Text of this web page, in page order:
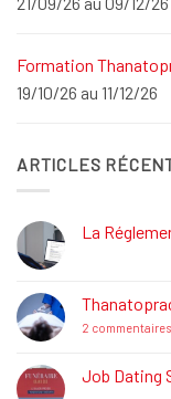
Formation
19/10/26 au 11/12/26
ARTICLES
La
La
Réglementation
Funéraire
2 commentaires
Job Dating